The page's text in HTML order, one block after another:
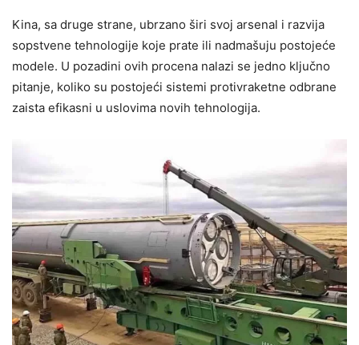
Kina, sa druge strane, ubrzano širi svoj arsenal i razvija
sopstvene tehnologije koje prate ili nadmašuju postojeće
modele. U pozadini ovih procena nalazi se jedno ključno
pitanje, koliko su postojeći sistemi protivraketne odbrane
zaista efikasni u uslovima novih tehnologija.